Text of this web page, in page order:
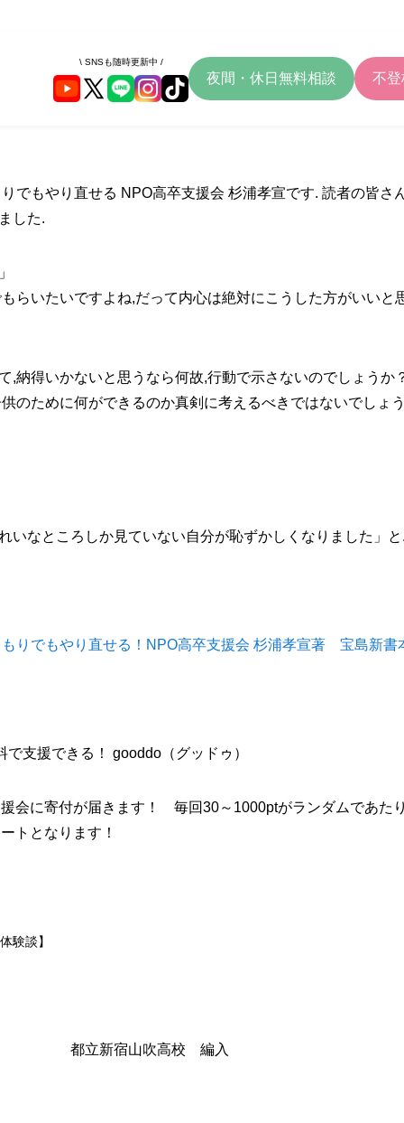
\ SNSも随時更新中 /
夜間・休日無料相談 不登
でもやり直せる NPO高卒支援会 杉浦孝宣です. 読者の皆さ
した.
らいたいですよね,だって内心は絶対にこうした方がいいと
,納得いかないと思うなら何故,行動で示さないのでしょうか
のために何ができるのか真剣に考えるべきではないでしょう
いなところしか見ていない自分が恥ずかしくなりました」と.
支援できる！ gooddo（グッドゥ）
会に寄付が届きます！ 毎回30～1000ptがランダムであた
トとなります！
験談】
都立新宿山吹高校 編入